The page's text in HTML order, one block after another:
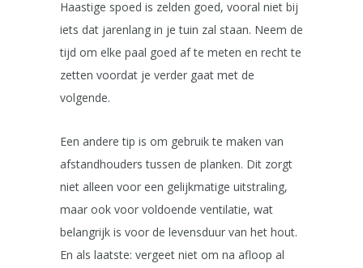
Haastige spoed is zelden goed, vooral niet bij
iets dat jarenlang in je tuin zal staan. Neem de
tijd om elke paal goed af te meten en recht te
zetten voordat je verder gaat met de
volgende.
Een andere tip is om gebruik te maken van
afstandhouders tussen de planken. Dit zorgt
niet alleen voor een gelijkmatige uitstraling,
maar ook voor voldoende ventilatie, wat
belangrijk is voor de levensduur van het hout.
En als laatste: vergeet niet om na afloop al